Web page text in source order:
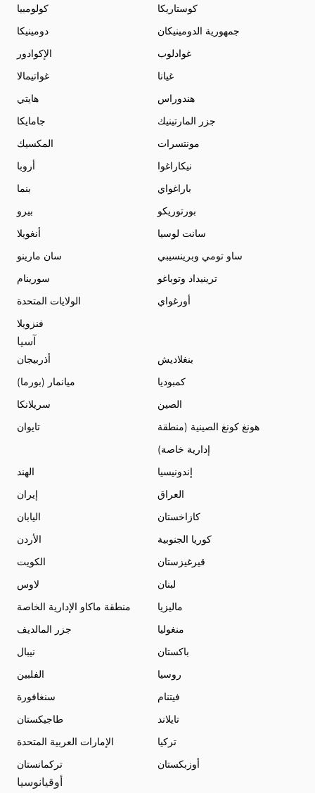
كولومبيا
كوستاريكا
دومينيكا
جمهورية الدومينيكان
الإكوادور
غوادلوب
غواتيمالا
غيانا
هايتي
هندوراس
جامايكا
جزر المارتينيك
المكسيك
مونتسرات
أروبا
نيكاراغوا
بنما
باراغواي
بيرو
بورتوريكو
أنغويلا
سانت لوسيا
سان مارينو
ساو تومي وبرينسيبي
سورينام
ترينيداد وتوباغو
الولايات المتحدة
أورغواي
فنزويلا
آسيا
أذربيجان
بنغلاديش
ميانمار (بورما)
كمبوديا
سريلانكا
الصين
تايوان
هونغ كونغ الصينية (منطقة
إدارية خاصة)
الهند
إندونيسيا
إيران
العراق
اليابان
كازاخستان
الأردن
كوريا الجنوبية
الكويت
قيرغيزستان
لاوس
لبنان
منطقة ماكاو الإدارية الخاصة
ماليزيا
جزر المالديف
منغوليا
نيبال
باكستان
الفلبين
روسيا
سنغافورة
فيتنام
طاجيكستان
تايلاند
الإمارات العربية المتحدة
تركيا
تركمانستان
أوزبكستان
أوقيانوسيا